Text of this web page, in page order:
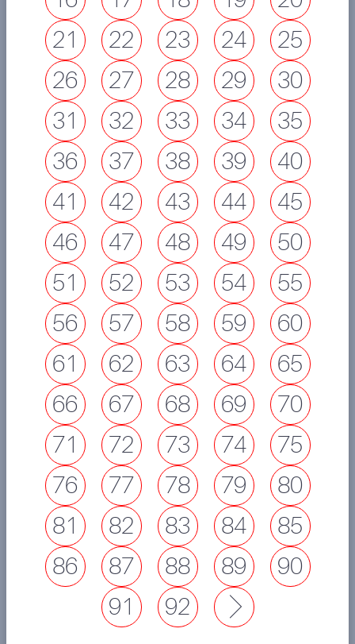
21
22 23 24
25
26
27 28 29
30
31
32 33 34
35
36
37 38 39
40
41
42 43 44
45
46
47 48 49
50
51
52 53 54
55
56
57 58 59
60
61
62 63 64
65
66
67 68 69
70
71
72 73 74
75
76
77 78 79
80
81
82 83 84
85
86
87 88 89
90
91
92 Next